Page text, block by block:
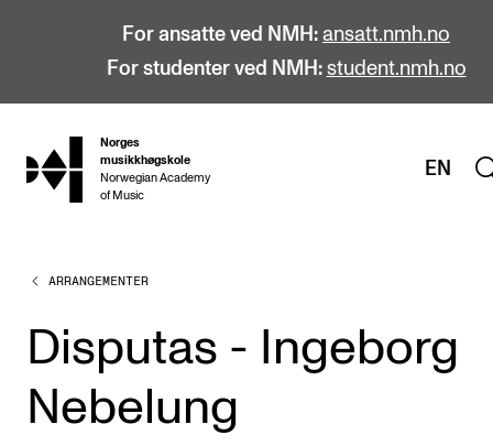
For ansatte ved NMH: ansatt.nmh.no
For studenter ved NMH: student.nmh.no
hjem
Norges
musikkhøgskole
Norwegian Academy
of Music
EN
STUDIER
Alle studier
Bachelor
Master
ARRANGEMENTER
Disputas - Ingeborg
Nebelung